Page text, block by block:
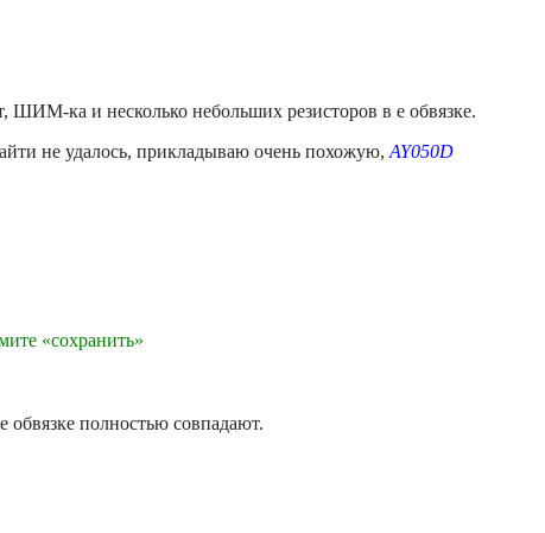
ШИМ-ка и несколько небольших резисторов в е обвязке.
не удалось, прикладываю очень похожую, AY050D
«сохранить»
полностью совпадают.